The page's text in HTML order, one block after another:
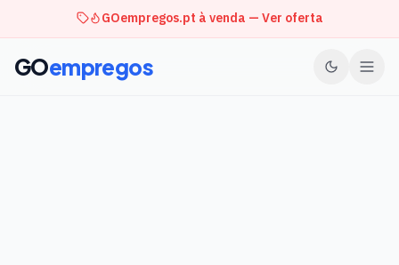
GOempregos.pt à venda — Ver oferta
GOempregos